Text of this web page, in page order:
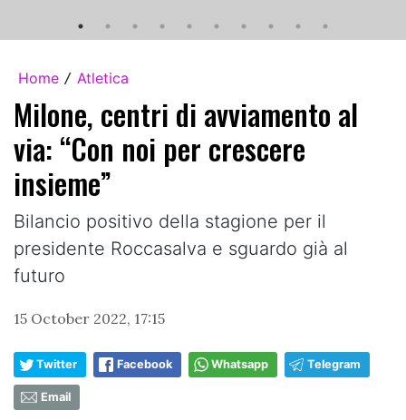
Home / Atletica
Milone, centri di avviamento al
via: “Con noi per crescere
insieme”
Bilancio positivo della stagione per il
presidente Roccasalva e sguardo già al
futuro
15 October 2022, 17:15
Twitter Facebook Whatsapp Telegram
Email